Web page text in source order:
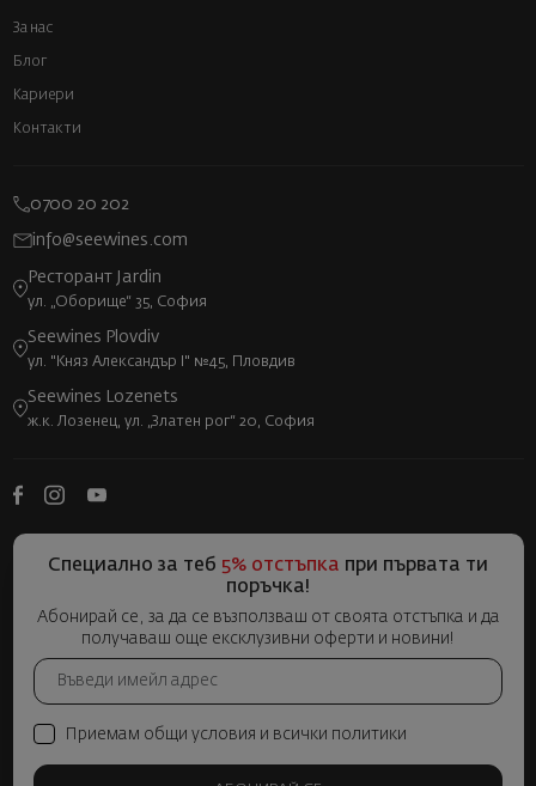
За нас
Блог
Кариери
Контакти
0700 20 202
info@seewines.com
Ресторант Jardin
ул. „Оборище“ 35, София
Seewines Plovdiv
ул. "Княз Александър I" №45, Пловдив
Seewines Lozenets
ж.к. Лозенец, ул. „Златен рог“ 20, София
Специално за теб 5% отстъпка при първата ти
поръчка!
Абонирай се, за да се възползваш от своята отстъпка и да
получаваш още ексклузивни оферти и новини!
Приемам общи условия и всички политики